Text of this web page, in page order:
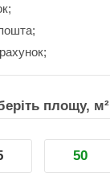
площу, м²
50